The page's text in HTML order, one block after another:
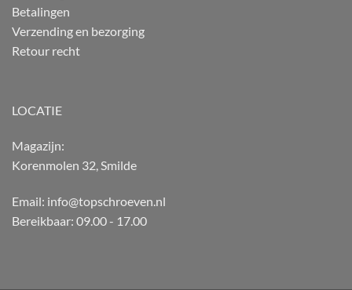
Betalingen
Verzending en bezorging
Retour recht
LOCATIE
Magazijn:
Korenmolen 32, Smilde
Email: info@topschroeven.nl
Bereikbaar: 09.00 - 17.00